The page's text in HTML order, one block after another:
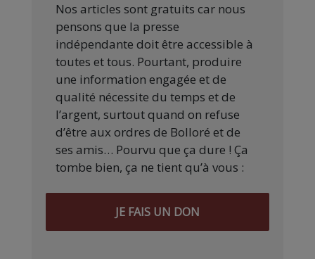
Nos articles sont gratuits car nous
pensons que la presse
indépendante doit être accessible à
toutes et tous. Pourtant, produire
une information engagée et de
qualité nécessite du temps et de
l’argent, surtout quand on refuse
d’être aux ordres de Bolloré et de
ses amis… Pourvu que ça dure ! Ça
tombe bien, ça ne tient qu’à vous :
JE FAIS UN DON